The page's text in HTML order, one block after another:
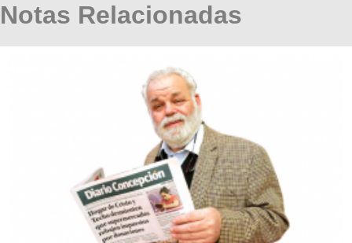
Notas Relacionadas